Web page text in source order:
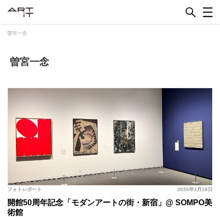
content
曽宮一念
曽宮一念
2026年1月18日
フォトレポート
開館50周年記念「モダンアートの街・新宿」@ SOMPO美
術館